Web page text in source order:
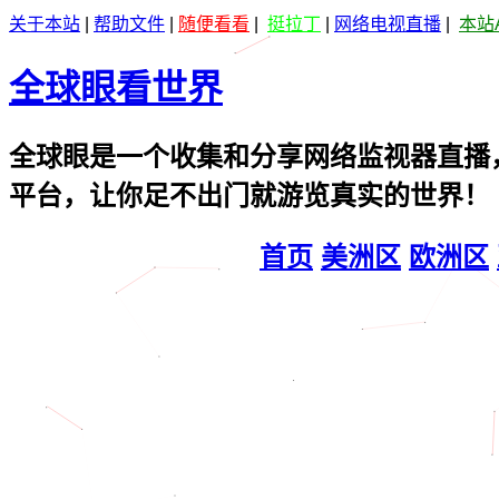
关于本站 帮助文件 随便看看 挺拉丁 网络电视直播 本站
全球眼看世界
全球眼是一个收集和分享网络监视器直
平台，让你足不出门就游览真实的世界！
首页 美洲区 欧洲区